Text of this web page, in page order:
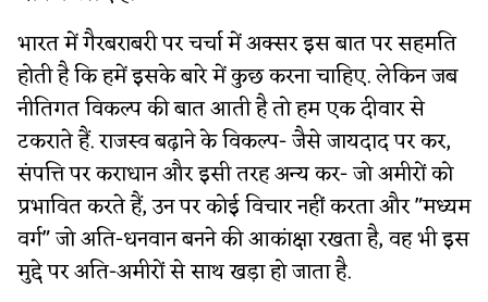
भारत में गैरबराबरी पर चर्चा में अक्सर इस बात पर सहमति
होती है कि हमें इसके बारे में कुछ करना चाहिए. लेकिन जब
नीतिगत विकल्प की बात आती है तो हम एक दीवार से
टकराते हैं. राजस्व बढ़ाने के विकल्प- जैसे जायदाद पर कर,
संपत्ति पर कराधान और इसी तरह अन्य कर- जो अमीरों को
प्रभावित करते हैं, उन पर कोई विचार नहीं करता और "मध्यम
वर्ग" जो अति-धनवान बनने की आकांक्षा रखता है, वह भी इस
मुद्दे पर अति-अमीरों से साथ खड़ा हो जाता है.